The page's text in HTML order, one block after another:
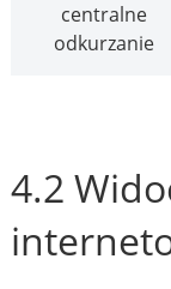
centralne
odkurzanie
4.2